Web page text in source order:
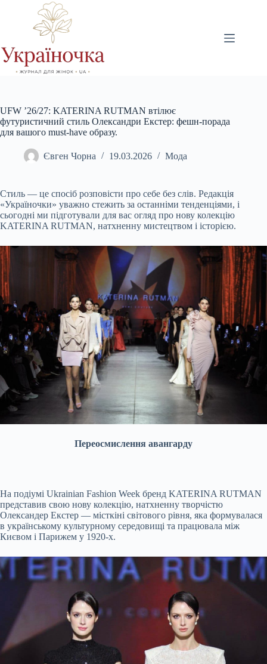
UFW ’26/27: KATERINA RUTMAN втілює
футуристичний стиль Олександри Екстер: фешн-порада
для вашого must-have образу.
Євген Чорна 19.03.2026 Мода
Стиль — це спосіб розповісти про себе без слів. Редакція
«Україночки» уважно стежить за останніми тенденціями, і
сьогодні ми підготували для вас огляд про нову колекцію
KATERINA RUTMAN, натхненну мистецтвом і історією.
Переосмислення авангарду
На подіумі Ukrainian Fashion Week бренд KATERINA RUTMAN
представив свою нову колекцію, натхненну творчістю
Олександер Екстер — місткіні світового рівня, яка формувалася
в українському культурному середовищі та працювала між
Києвом і Парижем у 1920-х.